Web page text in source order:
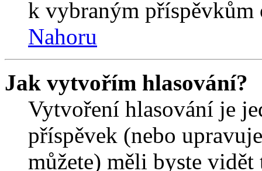
k vybraným příspěvkům
Nahoru
Jak vytvořím hlasování?
Vytvoření hlasování je
příspěvek (nebo
můžete) měli byste